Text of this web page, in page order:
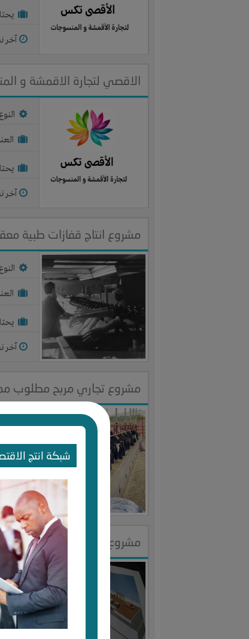
شبكة انتج
آخر
الاقصي لتجارة الاقمشة و
آخر
مشروع انتاج قفازات طبية
آخر
مشروع تجاري مربح مطلوب
آخر
مشروع فندق الخير